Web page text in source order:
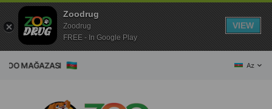
MAĞAZASI Az
Zoodrug
Zoodrug
FREE - In Google Play
VIEW